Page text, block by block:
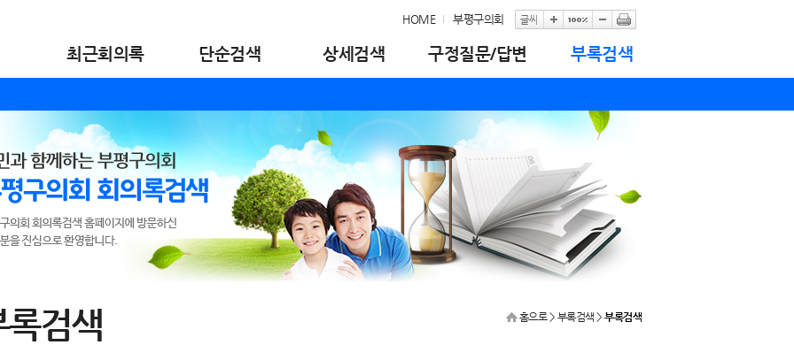
HOME 부평구의회
최근회의록 단순검색 상세검색 구정질문/답변 부록검색
록검색 홈으로> 부록검색 > 부록검색